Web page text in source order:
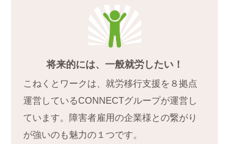
将来的には、一般就労したい！
こねくとワークは、就労移行支援を８拠点
運営しているCONNECTグループが運営し
ています。障害者雇用の企業様との繋がり
が強いのも魅力の１つです。